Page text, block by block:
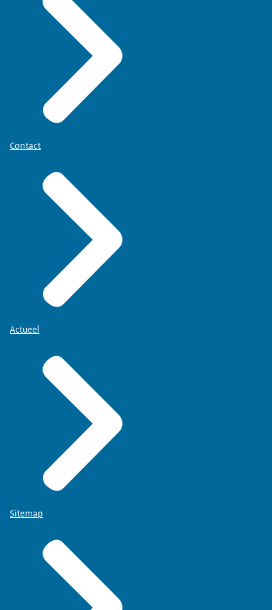
Contact
Actueel
Sitemap